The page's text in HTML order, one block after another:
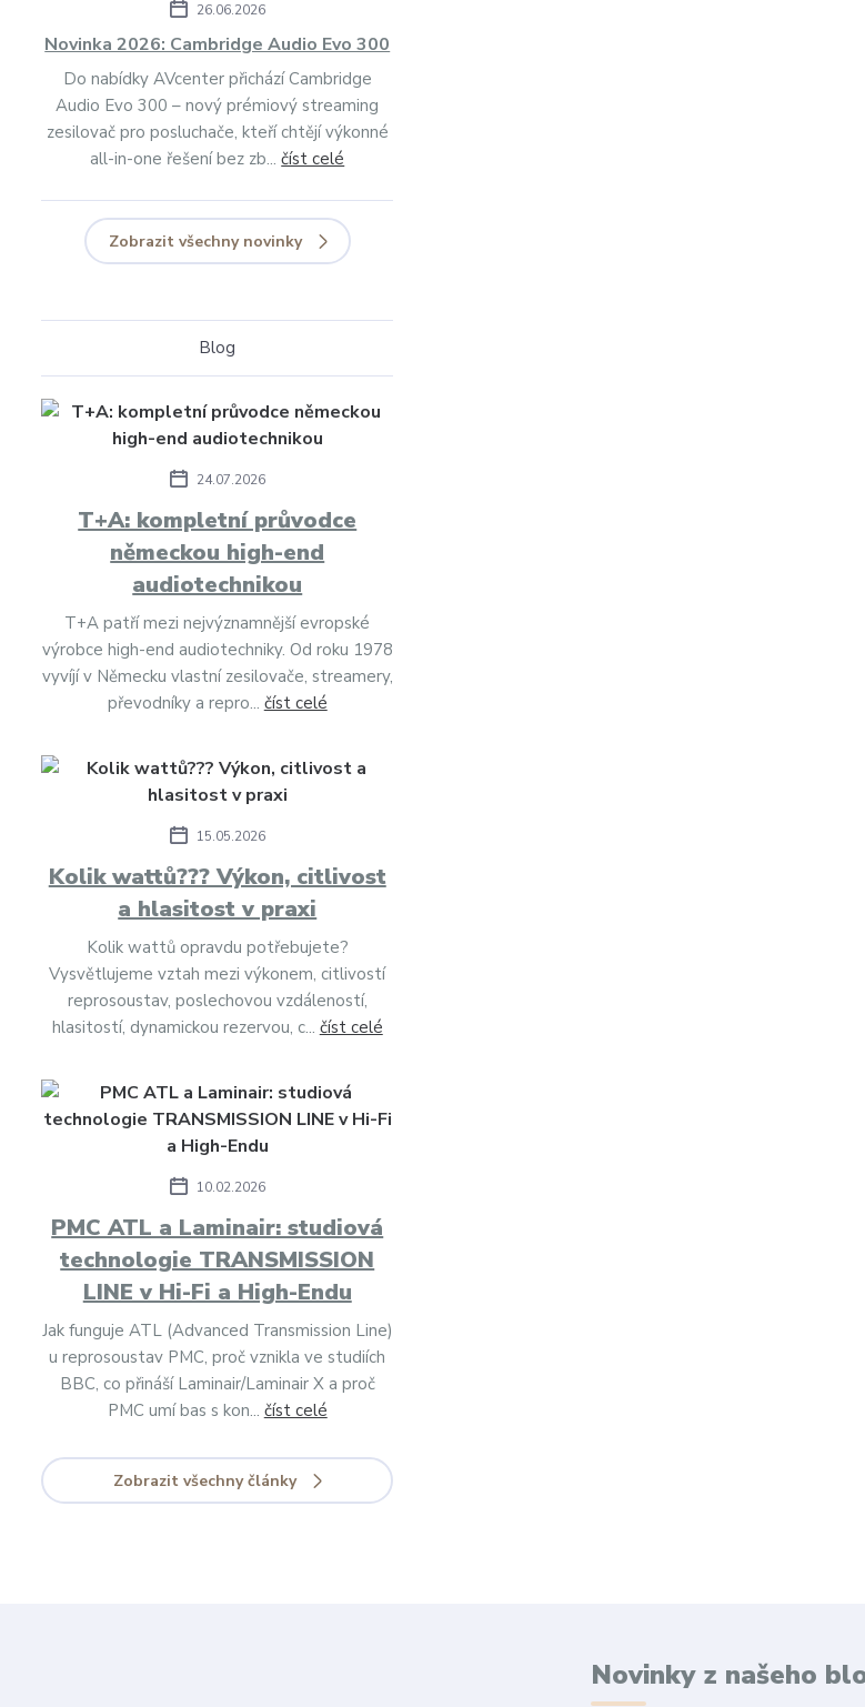
26.06.2026
Novinka 2026: Cambridge Audio Evo 300
Do nabídky AVcenter přichází Cambridge
Audio Evo 300 – nový prémiový streaming
zesilovač pro posluchače, kteří chtějí výkonné
all-in-one řešení bez zb...číst celé
Zobrazit všechny novinky
Blog
24.07.2026
T+A: kompletní průvodce
německou high-end
audiotechnikou
T+A patří mezi nejvýznamnější evropské
výrobce high-end audiotechniky. Od roku 1978
vyvíjí v Německu vlastní zesilovače, streamery,
převodníky a repro... číst celé
15.05.2026
Kolik wattů??? Výkon, citlivost
a hlasitost v praxi
Kolik wattů opravdu potřebujete?
Vysvětlujeme vztah mezi výkonem, citlivostí
reprosoustav, poslechovou vzdáleností,
hlasitostí, dynamickou rezervou, c... číst celé
10.02.2026
PMC ATL a Laminair: studiová
technologie TRANSMISSION
LINE v Hi-Fi a High-Endu
Jak funguje ATL (Advanced Transmission Line)
u reprosoustav PMC, proč vznikla ve studiích
BBC, co přináší Laminair/Laminair X a proč
PMC umí bas s kon... číst celé
Zobrazit všechny články
Novinky z našeho